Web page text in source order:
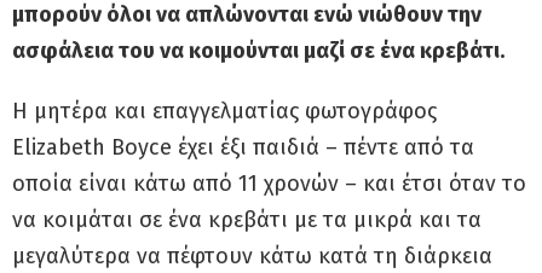
μπορούν όλοι να απλώνονται ενώ νιώθουν την
ασφάλεια του να κοιμούνται μαζί σε ένα κρεβάτι.
Η μητέρα και επαγγελματίας φωτογράφος
Elizabeth Boyce έχει έξι παιδιά – πέντε από τα
οποία είναι κάτω από 11 χρονών – και έτσι όταν το
να κοιμάται σε ένα κρεβάτι με τα μικρά και τα
μεγαλύτερα να πέφτουν κάτω κατά τη διάρκεια